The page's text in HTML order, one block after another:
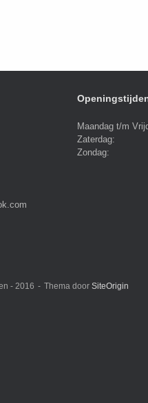
Maandag t/m
Zaterdag:
Zondag:
- 2016 Thema door SiteOrigin